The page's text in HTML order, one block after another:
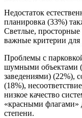
Недостаток
планировка (33%)
Светлые,
важные критерии для
Проблемы с
шумными объектами
заведениями) (22%),
(18%),
низкое качество
«красными флагами»
степени.